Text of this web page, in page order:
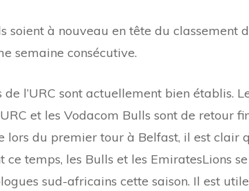
soient à nouveau en tête du classement
semaine consécutive.
l’URC sont actuellement bien établis.
et les Vodacom Bulls sont de retour
lors du premier tour à Belfast, il est clair
temps, les Bulls et les EmiratesLions
sud-africains cette saison. Il est